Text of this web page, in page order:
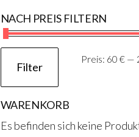
NACH PREIS FILTERN
Filter
Preis: 60 € —
WARENKORB
Es befinden sich keine